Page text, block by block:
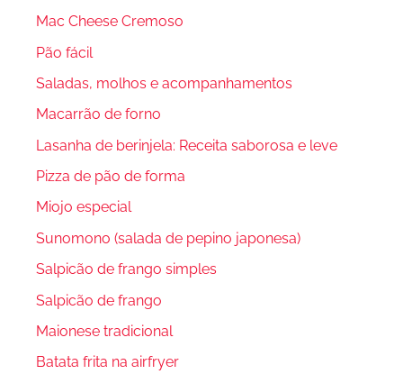
Mac Cheese Cremoso
Pão fácil
Saladas, molhos e acompanhamentos
Macarrão de forno
Lasanha de berinjela: Receita saborosa e leve
Pizza de pão de forma
Miojo especial
Sunomono (salada de pepino japonesa)
Salpicão de frango simples
Salpicão de frango
Maionese tradicional
Batata frita na airfryer